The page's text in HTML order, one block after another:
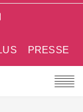
PRESSE